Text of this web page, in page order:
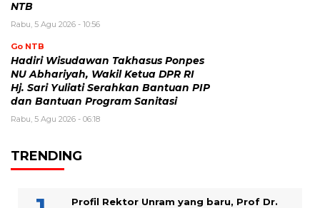
NTB
Rabu, 5 Agu 2026 - 10:56
Go NTB
Hadiri Wisudawan Takhasus Ponpes
NU Abhariyah, Wakil Ketua DPR RI
Hj. Sari Yuliati Serahkan Bantuan PIP
dan Bantuan Program Sanitasi
Rabu, 5 Agu 2026 - 06:18
TRENDING
Profil Rektor Unram yang baru, Prof Dr.